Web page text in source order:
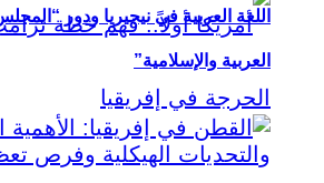
اللغة العربية في نيجيريا ودور
العربية والإسلامية”